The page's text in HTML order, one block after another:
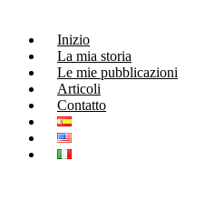
Inizio
La mia storia
Le mie pubblicazioni
Articoli
Contatto